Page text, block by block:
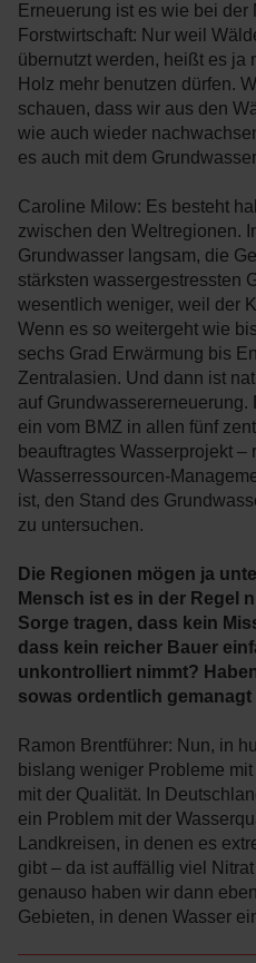
Erneuerung ist es wie bei
Forstwirtschaft: Nur weil
übernutzt werden, heißt es ja
Holz mehr benutzen dürfen.
schauen, dass wir aus den
wie auch wieder
es auch mit dem
Caroline Milow: Es besteht
zwischen den Weltregionen.
Grundwasser langsam, die
stärksten wassergestressten
wesentlich weniger, weil der
Wenn es so weitergeht wie
sechs Grad Erwärmung bis
Zentralasien. Und dann ist
auf
ein vom BMZ in allen fünf
beauftragtes Wasserprojekt
Wasserressourcen-
ist, den Stand des
zu untersuchen.
Die Regionen mögen ja
Mensch ist es in der Regel
Sorge tragen, dass kein
dass kein reicher Bauer
unkontrolliert nimmt?
sowas ordentlich
Ramon Brentführer: Nun, in
bislang weniger Probleme
mit der Qualität. In
ein Problem mit der
Landkreisen, in denen es
gibt – da ist auffällig viel
genauso haben wir dann
Gebieten, in denen Wasser